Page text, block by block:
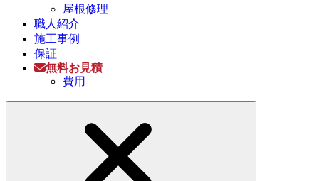
屋根修理
職人紹介
施工事例
保証
無料お見積
費用